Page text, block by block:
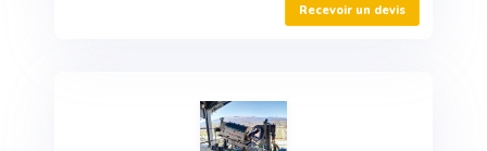
Recevoir un devis